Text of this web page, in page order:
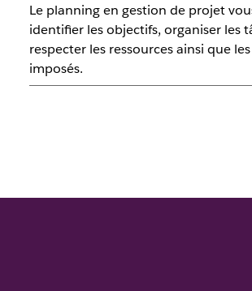
Le planning en gestion de projet
identifier les objectifs, organiser les
respecter les ressources ainsi que
imposés.